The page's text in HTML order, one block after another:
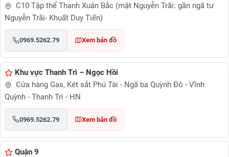
C10 Tập thể Thanh Xuân Bắc (mặt Nguyễn Trãi: gần ngã tư
Nguyễn Trãi- Khuất Duy Tiến)
0969.5262.79 Xem bản đồ
Khu vực Thanh Trì – Ngọc Hồi
Cửa hàng Gas, Két sắt Phú Tài - Ngã ba Quỳnh Đô - Vĩnh
Quỳnh - Thanh Trì - HN
0969.5262.79 Xem bản đồ
Quận 9